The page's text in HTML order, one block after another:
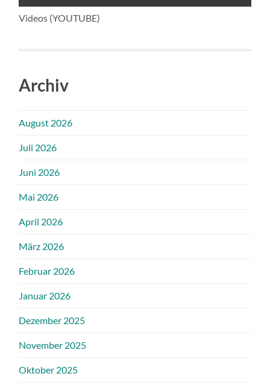
Videos (YOUTUBE)
Archiv
August 2026
Juli 2026
Juni 2026
Mai 2026
April 2026
März 2026
Februar 2026
Januar 2026
Dezember 2025
November 2025
Oktober 2025